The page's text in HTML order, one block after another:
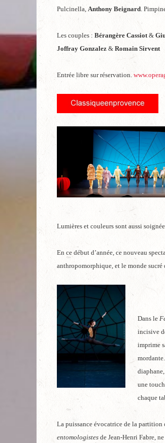
Pulcinella, Anthony Beignard.
Les couples : Bérangère Cassiot&
Joffray Gonzalez & Romain Sirvent
Entrée libre sur réservation.
Lumières et couleurs sont aussi
En ce début d’année, ce nouveau
anthropomorphique, et le monde
Dans le
incisive
imprime
une
chaque
La puissance évocatrice de la partition
entomologistes de Jean-Henri Fabre,